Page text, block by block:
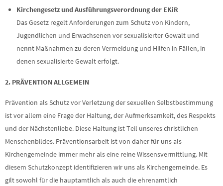
Kirchengesetz und Ausführungsverordnung der EKiR
Das Gesetz regelt Anforderungen zum Schutz von Kindern,
Jugendlichen und Erwachsenen vor sexualisierter Gewalt und
nennt Maßnahmen zu deren Vermeidung und Hilfen in Fällen, in
denen sexualisierte Gewalt erfolgt.
2. PRÄVENTION ALLGEMEIN
Prävention als Schutz vor Verletzung der sexuellen Selbstbestimmung
ist vor allem eine Frage der Haltung, der Aufmerksamkeit, des Respekts
und der Nächstenliebe. Diese Haltung ist Teil unseres christlichen
Menschenbildes. Präventionsarbeit ist von daher für uns als
Kirchengemeinde immer mehr als eine reine Wissensvermittlung. Mit
diesem Schutzkonzept identifizieren wir uns als Kirchengemeinde. Es
gilt sowohl für die hauptamtlich als auch die ehrenamtlich